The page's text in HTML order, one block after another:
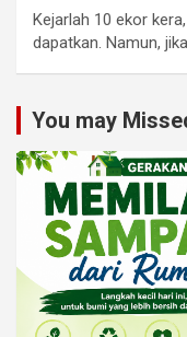
Kejarlah 10 ekor
dapatkan. Namun,
You may